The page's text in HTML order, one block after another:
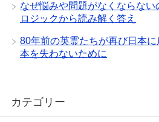
なぜ悩みや問題がなくならな
ロジックから読み解く答え
80年前の英霊たちが再び日本に
本を失わないために
カテゴリー